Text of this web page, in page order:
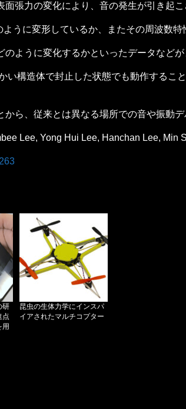
張力の変化により、音の発生が引き起こ
うに変形しているか、またその周波数特
ように変化するかといったデータなどが
い構造体で封止した状態でも動作するこ
ら、従来とは異なる場所での音や振動
Lee, Yong Hui Lee, Hanchan Lee,
研
点
用
昆虫の生体力学にインスパ
イアされたマルチコプター